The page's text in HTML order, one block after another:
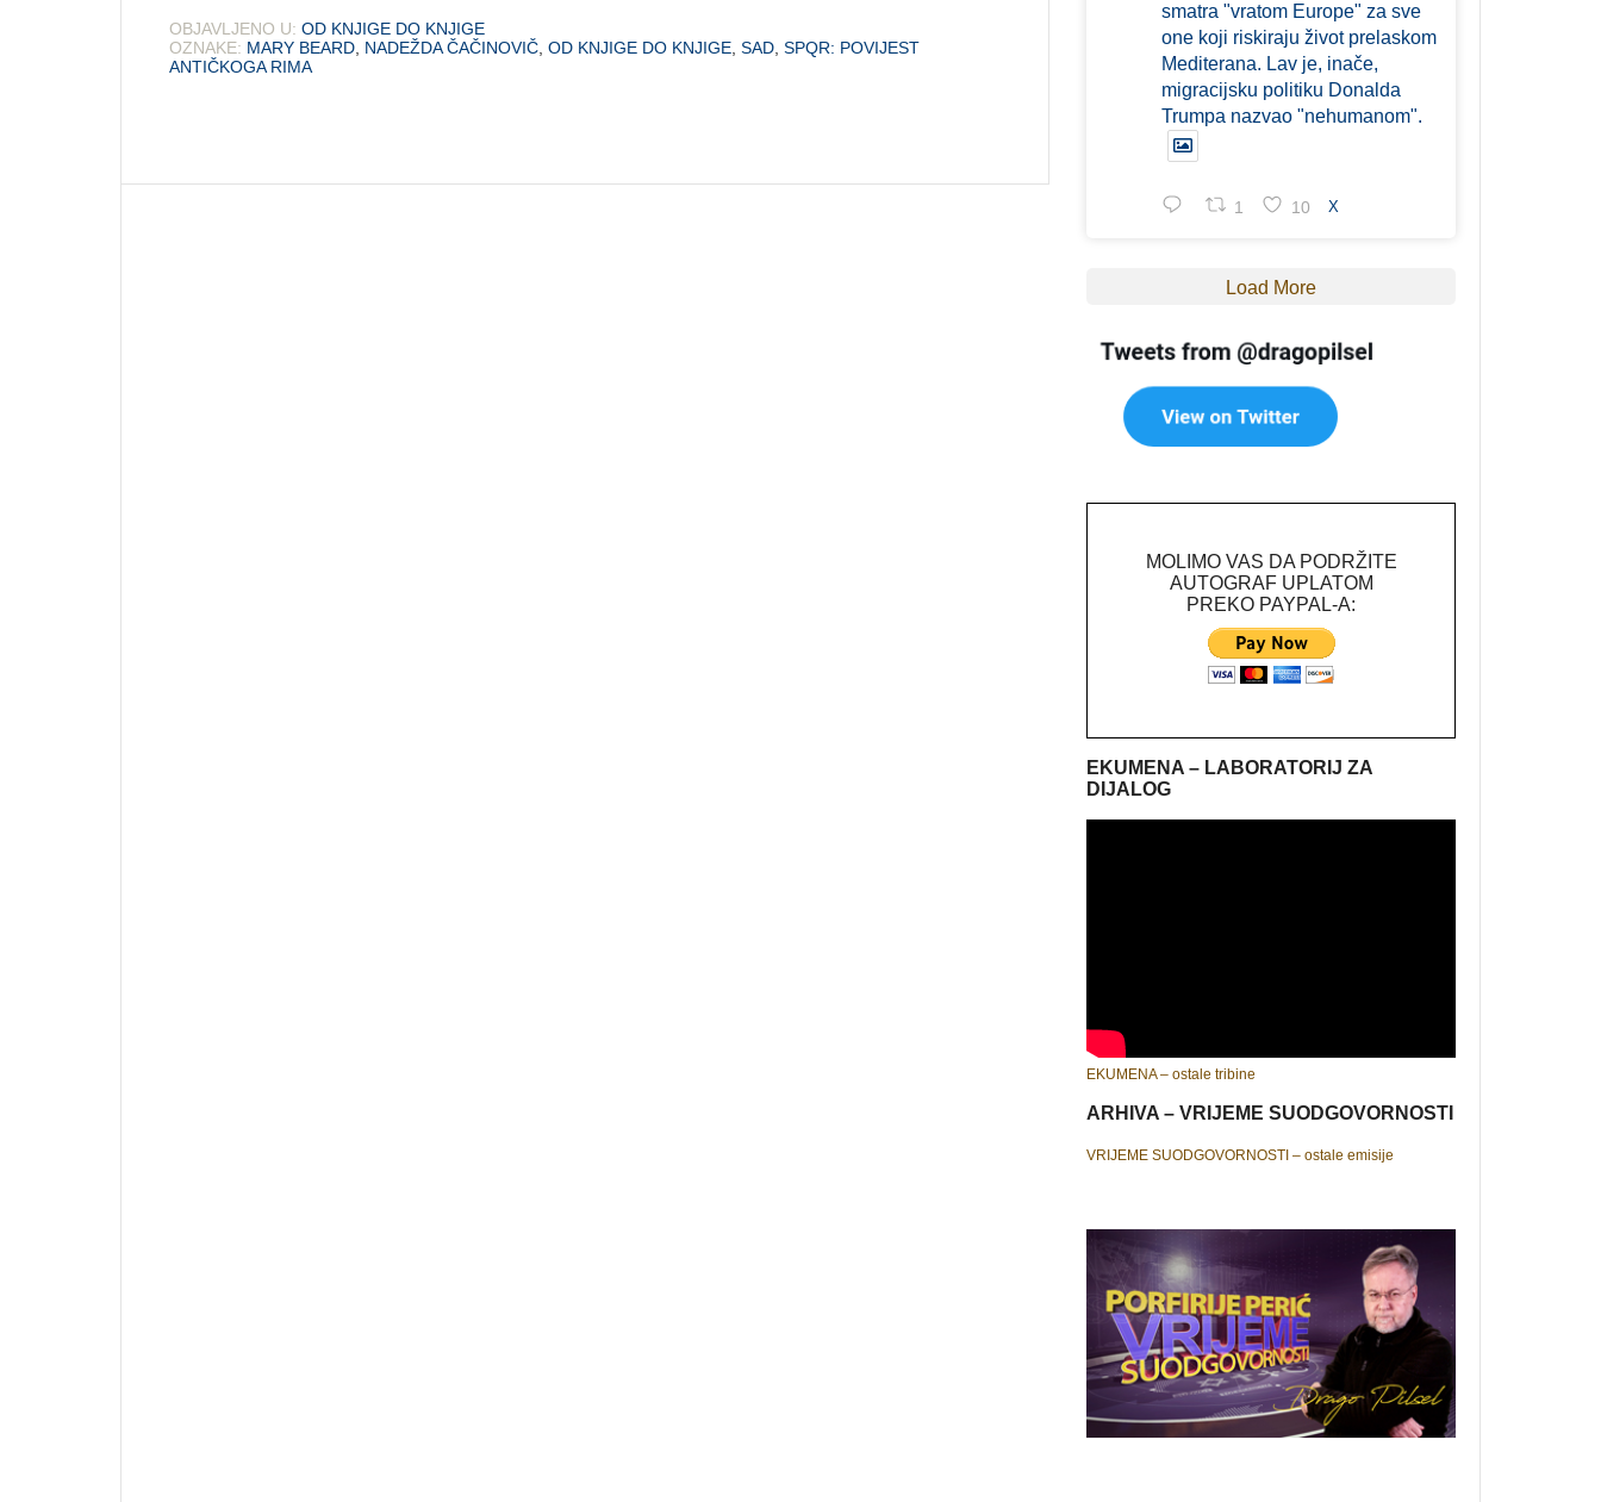
OBJAVLJENO U: OD KNJIGE DO KNJIGE
OZNAKE: MARY BEARD, NADEŽDA ČAČINOVIČ, OD KNJIGE DO KNJIGE, SAD, SPQR: POVIJEST
ANTIČKOGA RIMA
smatra "vratom Europe" za sve
one koji riskiraju život prelaskom
Mediterana. Lav je, inače,
migracijsku politiku Donalda
Trumpa nazvao "nehumanom".
1 10 X
Load More
MOLIMO VAS DA PODRŽITE
AUTOGRAF UPLATOM
PREKO PAYPAL-A:
EKUMENA – LABORATORIJ ZA
DIJALOG
EKUMENA – ostale tribine
ARHIVA – VRIJEME SUODGOVORNOSTI
VRIJEME SUODGOVORNOSTI – ostale emisije